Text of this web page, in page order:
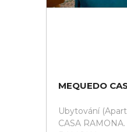
MEQUEDO
Ubytování
CASA